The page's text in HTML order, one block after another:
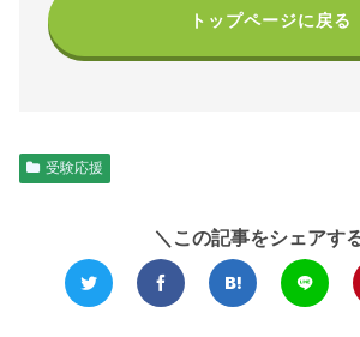
トップページに戻る
受験応援
＼この記事をシェアす